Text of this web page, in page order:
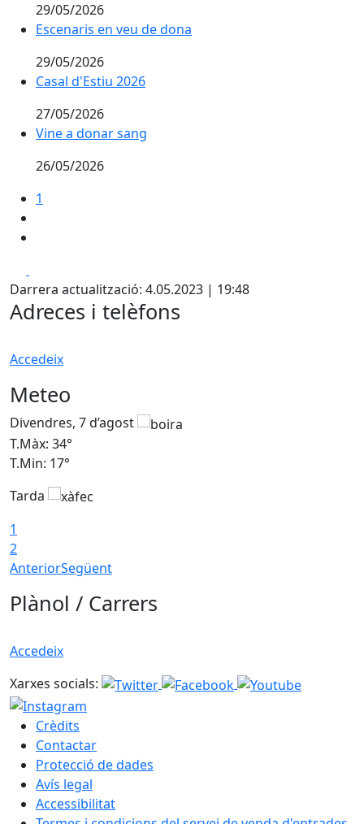
29/05/2026
Escenaris en veu de dona
Escenaris en veu de dona
29/05/2026
Casal d'Estiu 2026
Casal d'Estiu 2026
27/05/2026
Vine a donar sang
Vine a donar sang
26/05/2026
1
Darrera actualització: 4.05.2023 | 19:48
Adreces i telèfons
Accedeix
Meteo
Divendres, 7 d’agost
T.Màx: 34°
T.Min: 17°
Tarda
1
2
AnteriorSegüent
Plànol / Carrers
Accedeix
Xarxes socials:
Crèdits
Contactar
Protecció de dades
Avís legal
Accessibilitat